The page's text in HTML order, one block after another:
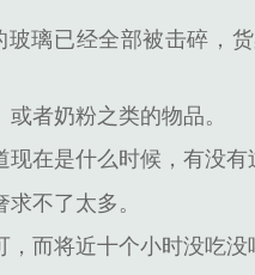
璃已经全部被击碎，
者奶粉之类的物品。
在是什么时候，有没有
不了太多。
而将近十个小时没吃没